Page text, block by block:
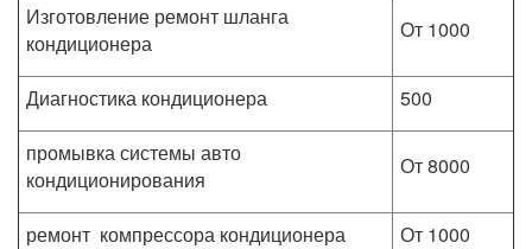
Изготовление ремонт шланга
кондиционера
От 1000
Диагностика кондиционера
500
промывка системы авто
кондиционирования
От 8000
ремонт компрессора кондиционера
От 1000